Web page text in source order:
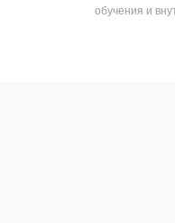
обучения и